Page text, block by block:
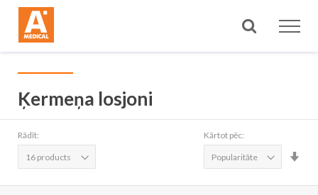
Meklēt
Ķermeņa losjoni
Rādīt: Kārtot pēc: